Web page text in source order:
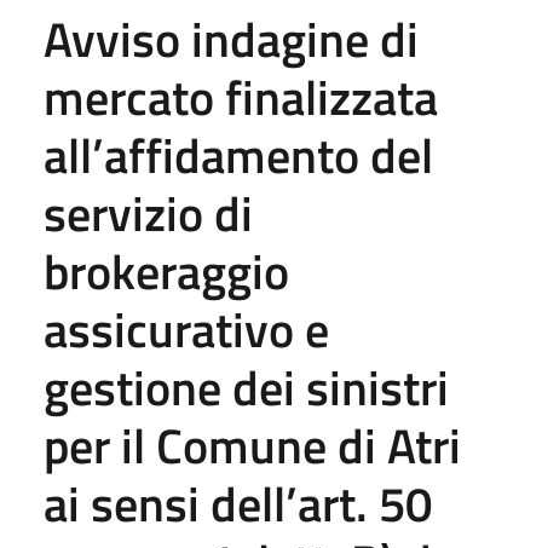
Avviso indagine di
mercato finalizzata
all’affidamento del
servizio di
brokeraggio
assicurativo e
gestione dei sinistri
per il Comune di Atri
ai sensi dell’art. 50